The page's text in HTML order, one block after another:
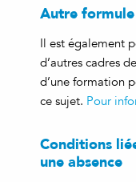
Autre
Il est également
d’autres cadres
d’une formation
ce sujet. Pour
Conditions
une absence